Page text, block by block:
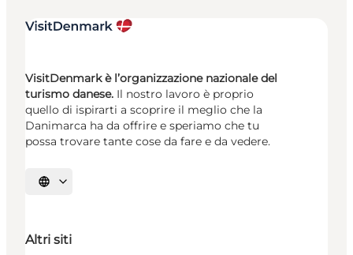
VisitDenmark è l’organizzazione nazionale del
turismo danese. Il nostro lavoro è proprio
quello di ispirarti a scoprire il meglio che la
Danimarca ha da offrire e speriamo che tu
possa trovare tante cose da fare e da vedere.
Seleziona la lingua
Altri siti